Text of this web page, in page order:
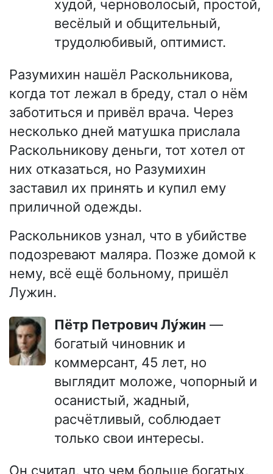
худой, черноволосый, простой,
весёлый и общительный,
трудолюбивый, оптимист.
Разумихин нашёл Раскольникова,
когда тот лежал в бреду, стал о нём
заботиться и привёл врача. Через
несколько дней матушка прислала
Раскольникову деньги, тот хотел от
них отказаться, но Разумихин
заставил их принять и купил ему
приличной одежды.
Раскольников узнал, что в убийстве
подозревают маляра. Позже домой к
нему, всё ещё больному, пришёл
Лужин.
Пётр Петрович Лу́жин —
богатый чиновник и
коммерсант, 45 лет, но
выглядит моложе, чопорный и
осанистый, жадный,
расчётливый, соблюдает
только свои интересы.
Он считал, что чем больше богатых,